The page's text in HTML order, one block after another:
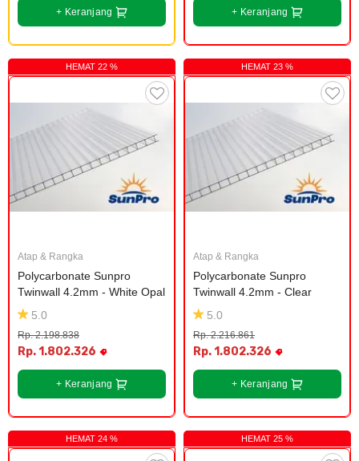
+ Keranjang + Keranjang
HEMAT 22 %
Atap & Rangka
Polycarbonate Sunpro
Twinwall 4.2mm - White Opal
5.0
Rp. 2.198.838
Rp. 1.802.326
+ Keranjang
HEMAT 23 %
Atap & Rangka
Polycarbonate Sunpro
Twinwall 4.2mm - Clear
5.0
Rp. 2.216.861
Rp. 1.802.326
+ Keranjang
HEMAT 24 % HEMAT 25 %